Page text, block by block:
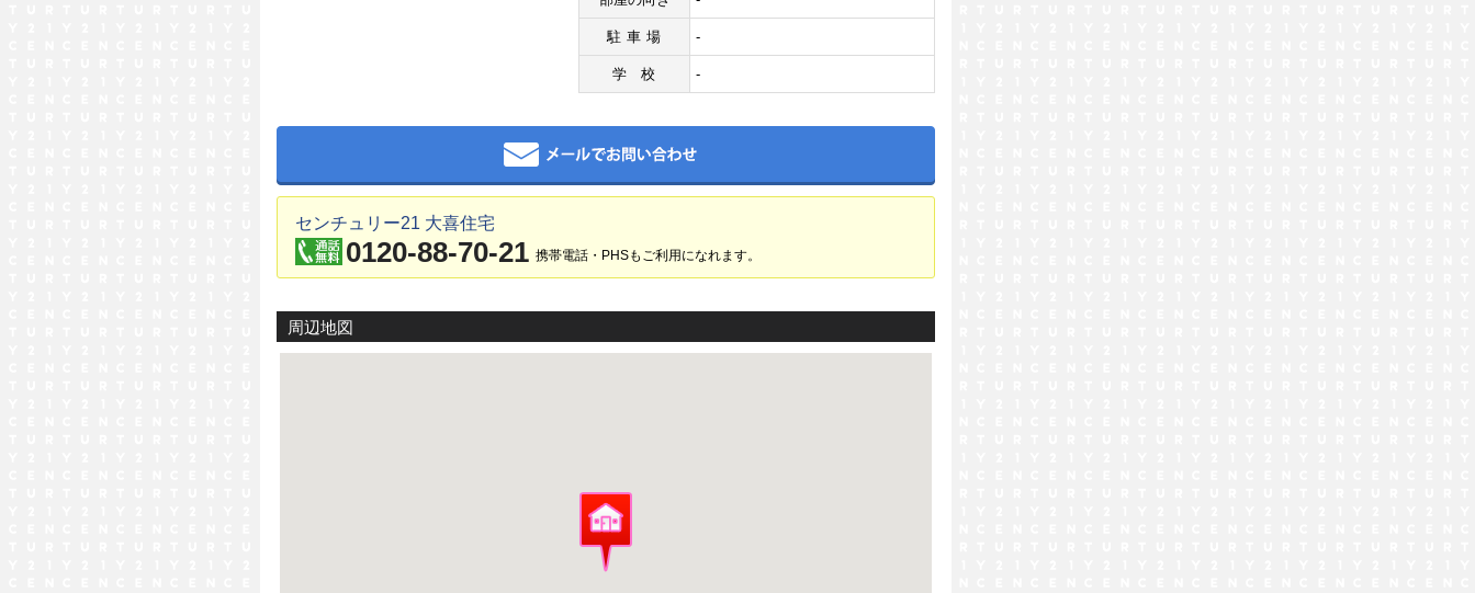
駐車場 -
学校 -
センチュリー21 大喜住宅
0120-88-70-21 携帯電話・PHSもご利用になれます。
周辺地図